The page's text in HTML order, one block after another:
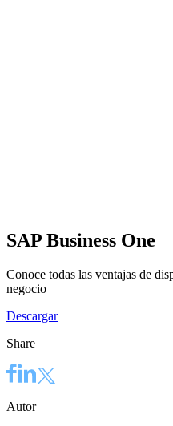
SAP Business One
Conoce todas las ventajas de
negocio
Descargar
Share
Autor